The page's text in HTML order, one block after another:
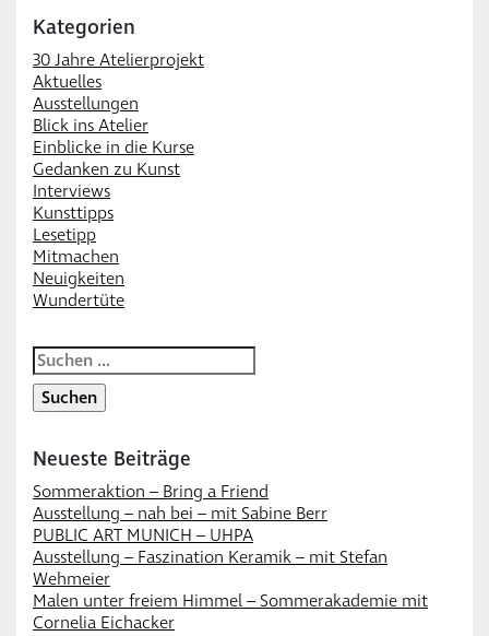
Kategorien
30 Jahre Atelierprojekt
Aktuelles
Ausstellungen
Blick ins Atelier
Einblicke in die Kurse
Gedanken zu Kunst
Interviews
Kunsttipps
Lesetipp
Mitmachen
Neuigkeiten
Wundertüte
Suchen
nach:
Neueste Beiträge
Sommeraktion – Bring a Friend
Ausstellung – nah bei – mit Sabine Berr
PUBLIC ART MUNICH – UHPA
Ausstellung – Faszination Keramik – mit Stefan
Wehmeier
Malen unter freiem Himmel – Sommerakademie mit
Cornelia Eichacker